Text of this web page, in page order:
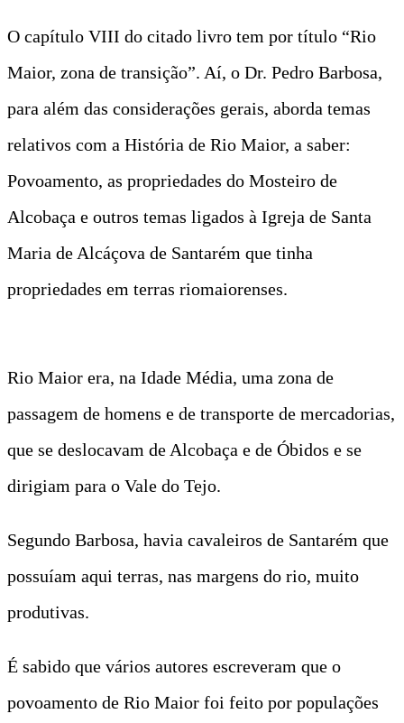
O capítulo VIII do citado livro tem por título “Rio
Maior, zona de transição”. Aí, o Dr. Pedro Barbosa,
para além das considerações gerais, aborda temas
relativos com a História de Rio Maior, a saber:
Povoamento, as propriedades do Mosteiro de
Alcobaça e outros temas ligados à Igreja de Santa
Maria de Alcáçova de Santarém que tinha
propriedades em terras riomaiorenses.
Rio Maior era, na Idade Média, uma zona de
passagem de homens e de transporte de mercadorias,
que se deslocavam de Alcobaça e de Óbidos e se
dirigiam para o Vale do Tejo.
Segundo Barbosa, havia cavaleiros de Santarém que
possuíam aqui terras, nas margens do rio, muito
produtivas.
É sabido que vários autores escreveram que o
povoamento de Rio Maior foi feito por populações